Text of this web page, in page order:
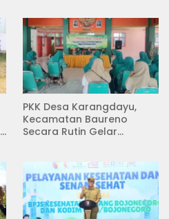
PKK Desa Karangdayu,
Kecamatan Baureno
Secara Rutin Gelar